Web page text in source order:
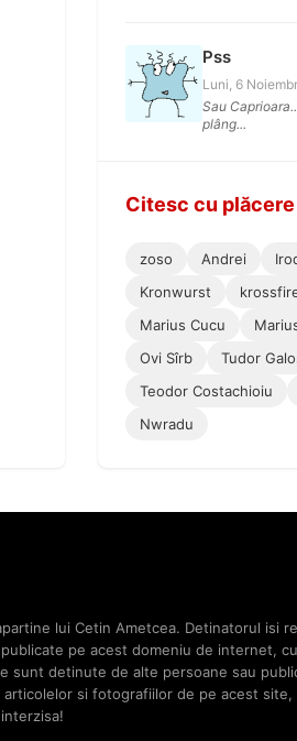
Pss
Luni, 6
Sau
plâng...
Citesc cu plăcere
zoso Andrei
Kronwurst
Marius Cucu
Ovi Sîrb
Tudor
Teodor Costachioiu
Nwradu
lui Cetin Ametcea. Detinatorul isi
pe acest domeniu de internet,
sunt detinute de alte persoane sau
si fotografiilor de pe acest